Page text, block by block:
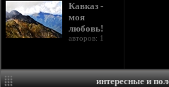
Кавказ -
моя
любовь!
авторов: 1
интересные и